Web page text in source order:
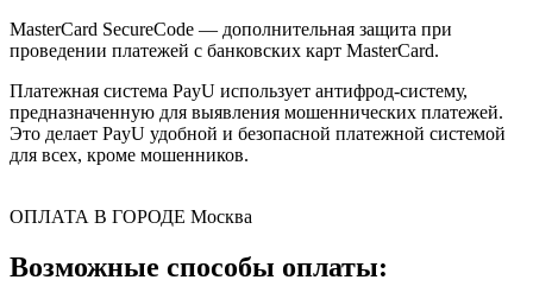
MasterCard SecureCode — дополнительная защита при
проведении платежей с банковских карт MasterCard.
Платежная система PayU использует антифрод-систему,
предназначенную для выявления мошеннических платежей.
Это делает PayU удобной и безопасной платежной системой
для всех, кроме мошенников.
ОПЛАТА В ГОРОДЕ Москва
Возможные способы оплаты: